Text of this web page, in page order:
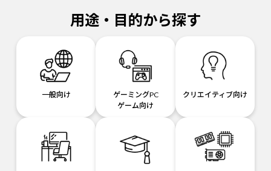
用途・目的から探す
一般向け
ゲーミングPC
ゲーム向け
クリエイティブ向け